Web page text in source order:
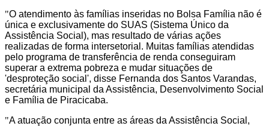
"O atendimento às famílias inseridas no Bolsa Família não é
única e exclusivamente do SUAS (Sistema Único da
Assistência Social), mas resultado de várias ações
realizadas de forma intersetorial. Muitas famílias atendidas
pelo programa de transferência de renda conseguiram
superar a extrema pobreza e mudar situações de
'desproteção social', disse Fernanda dos Santos Varandas,
secretária municipal da Assistência, Desenvolvimento Social
e Família de Piracicaba.
"A atuação conjunta entre as áreas da Assistência Social,